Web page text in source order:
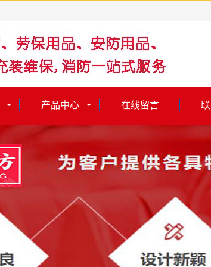
产品中心 在线留言